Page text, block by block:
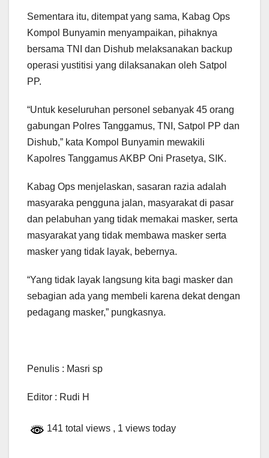
Sementara itu, ditempat yang sama, Kabag Ops
Kompol Bunyamin menyampaikan, pihaknya
bersama TNI dan Dishub melaksanakan backup
operasi yustitisi yang dilaksanakan oleh Satpol
PP.
“Untuk keseluruhan personel sebanyak 45 orang
gabungan Polres Tanggamus, TNI, Satpol PP dan
Dishub,” kata Kompol Bunyamin mewakili
Kapolres Tanggamus AKBP Oni Prasetya, SIK.
Kabag Ops menjelaskan, sasaran razia adalah
masyaraka pengguna jalan, masyarakat di pasar
dan pelabuhan yang tidak memakai masker, serta
masyarakat yang tidak membawa masker serta
masker yang tidak layak, bebernya.
“Yang tidak layak langsung kita bagi masker dan
sebagian ada yang membeli karena dekat dengan
pedagang masker,” pungkasnya.
Penulis : Masri sp
Editor : Rudi H
141 total views , 1 views today